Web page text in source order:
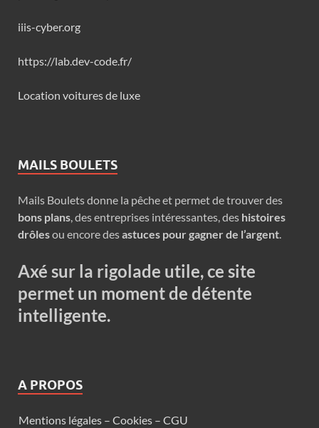
iiis-cyber.org
https://lab.dev-code.fr/
Location voitures de luxe
MAILS BOULETS
Mails Boulets donne la pêche et permet de trouver des
bons plans , des entreprises intéressantes, des histoires
drôlesou encore desastuces pour gagner de l’argent
Axé sur la rigolade utile, ce site
permet un moment de détente
intelligente.
A PROPOS
Mentions légales – Cookies – CGU